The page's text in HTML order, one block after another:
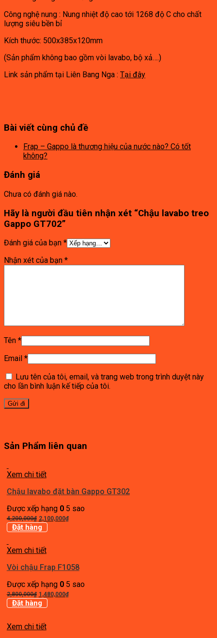
Công nghệ nung : Nung nhiệt độ cao tới 1268 độ C cho chất
lượng siêu bền bỉ
Kích thước: 500x385x120mm
(Sản phẩm không bao gồm vòi lavabo, bộ xả….)
Link sản phẩm tại Liên Bang Nga : Tại đây
Bài viết cùng chủ đề
Frap – Gappo là thương hiệu của nước nào? Có tốt
không?
Đánh giá
Chưa có đánh giá nào.
Hãy là người đầu tiên nhận xét “Chậu lavabo treo
Gappo GT702”
Đánh giá của bạn *
Nhận xét của bạn *
Tên *
Email *
Lưu tên của tôi, email, và trang web trong trình duyệt này
cho lần bình luận kế tiếp của tôi.
Sản Phẩm liên quan
Xem chi tiết
Chậu lavabo đặt bàn Gappo GT302
Được xếp hạng 05 sao
4,200,000₫ Giá
gốc
4,200,000₫.
2,100,000₫Giá
Đặt hàng
Xem chi tiết
Vòi chậu Frap F1058
Được xếp hạng 05 sao
2,800,000₫ Giá
gốc
2,800,000₫.
1,480,000₫Giá
Đặt hàng
Xem chi tiết